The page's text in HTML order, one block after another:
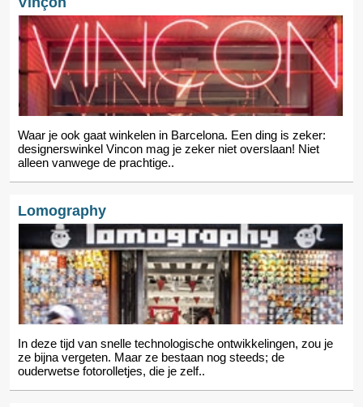
Waar je ook gaat winkelen in Barcelona. Een ding is zeker:
designerswinkel Vincon mag je zeker niet overslaan! Niet
alleen vanwege de prachtige..
Lomography
In deze tijd van snelle technologische ontwikkelingen, zou je
ze bijna vergeten. Maar ze bestaan nog steeds; de
ouderwetse fotorolletjes, die je zelf..